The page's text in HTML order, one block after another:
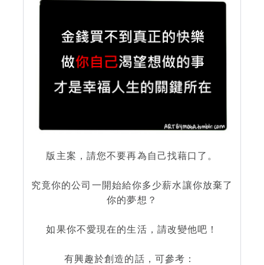
版主案，請您不要再為自己找藉口了。
究竟你的公司一開始給你多少薪水讓你放棄了
你的夢想？
如果你不愛現在的生活，請改變他吧！
有興趣於創造的話，可參考：